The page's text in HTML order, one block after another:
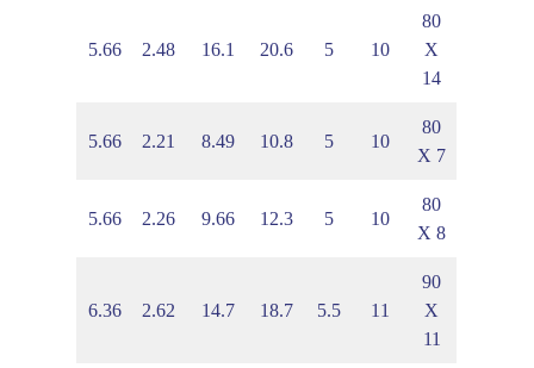
80
X
14
10
5
20.6
16.1
2.48
5.66
80
X 7
10
5
10.8
8.49
2.21
5.66
80
X 8
10
5
12.3
9.66
2.26
5.66
90
X
11
11
5.5
18.7
14.7
2.62
6.36